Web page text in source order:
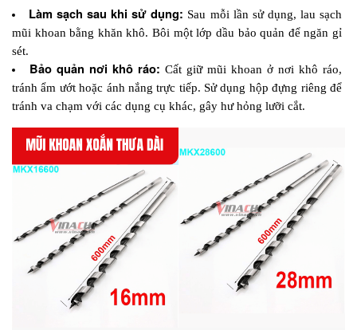
Làm sạch sau khi sử dụng: Sau mỗi lần sử dụng, lau sạch
mũi khoan bằng khăn khô. Bôi một lớp dầu bảo quản để ngăn gỉ
sét.
Bảo quản nơi khô ráo: Cất giữ mũi khoan ở nơi khô ráo,
tránh ẩm ướt hoặc ánh nắng trực tiếp. Sử dụng hộp đựng riêng để
tránh va chạm với các dụng cụ khác, gây hư hỏng lưỡi cắt.